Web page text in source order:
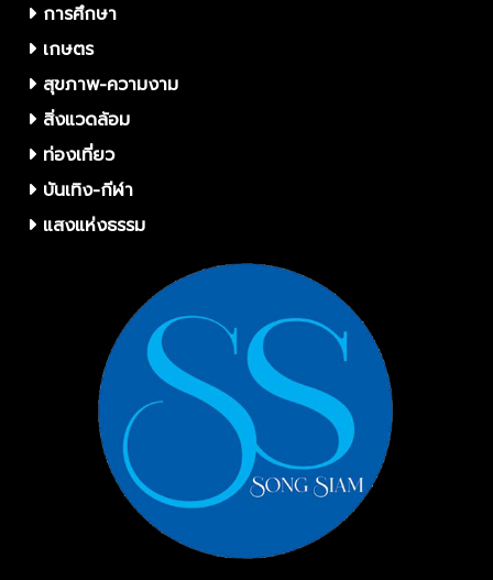
การศึกษา
เกษตร
สุขภาพ-ความงาม
สิ่งแวดล้อม
ท่องเที่ยว
บันเทิง-กีฬา
แสงแห่งธรรม